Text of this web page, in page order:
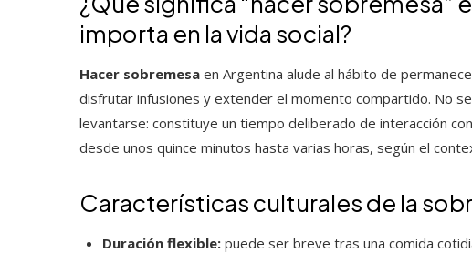
importa en la vida social?
Hacer sobremesa en Argentina alude al hábito de
disfrutar infusiones y extender el momento compartido. No
levantarse: constituye un tiempo deliberado de interacción
desde unos quince minutos hasta varias horas, según el
Características culturales de la
Duración flexible: puede ser breve tras una comida